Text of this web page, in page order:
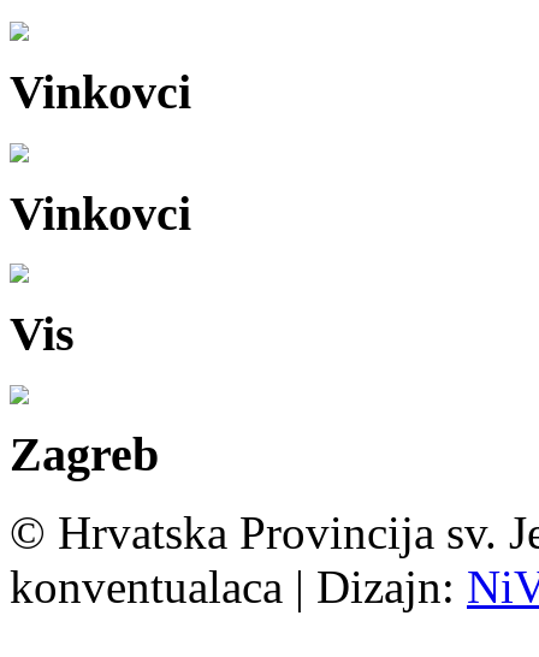
Vinkovci
Vinkovci
Vis
Zagreb
© Hrvatska Provincija sv.
konventualaca | Dizajn: